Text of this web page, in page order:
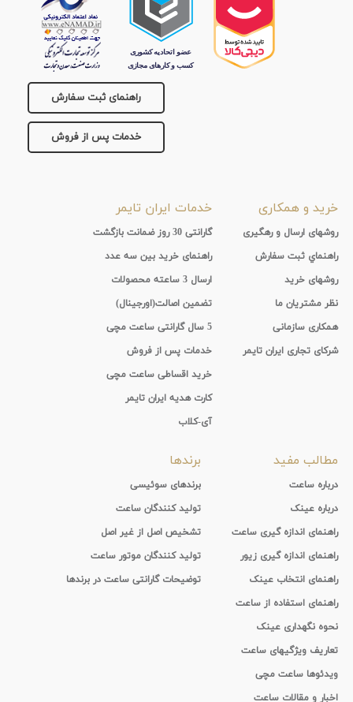
راهنمای ثبت سفارش
خدمات پس از فروش
خرید و همکاری
روشهای ارسال و رهگیری
راهنماي ثبت سفارش
روشهای خرید
نظر مشتریان ما
همکاری سازمانی
شرکای تجاری ایران تایمر
خدمات ایران تایمر
گارانتی 30 روز ضمانت بازگشت
راهنمای خرید بین سه عدد
ارسال 3 ساعته محصولات
تضمین اصالت(اورجینال)
5 سال گارانتی ساعت مچی
خدمات پس از فروش
خرید اقساطی ساعت مچی
کارت هدیه ایران تایمر
آی-کلاب
مطالب مفید
درباره ساعت
درباره عینک
راهنمای اندازه گیری ساعت
راهنمای اندازه گیری زیور
راهنمای انتخاب عینک
راهنمای استفاده از ساعت
نحوه نگهداری عینک
تعاریف ویژگیهای ساعت
ویدئوها ساعت مچی
اخبار و مقالات ساعت
برندها
برندهای سوئیسی
تولید کنندگان ساعت
تشخیص اصل از غیر اصل
تولید کنندگان موتور ساعت
توضیحات گارانتی ساعت در برندها